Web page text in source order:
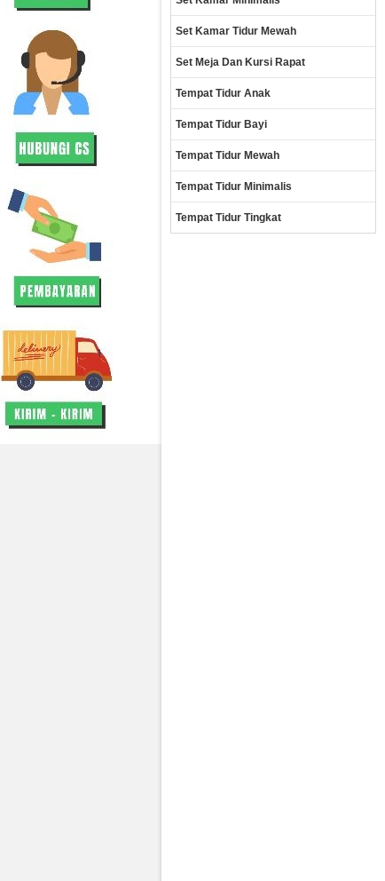
Set Kamar Tidur Mewah
Set Meja Dan Kursi Rapat
Tempat Tidur Anak
Tempat Tidur Bayi
Tempat Tidur Mewah
Tempat Tidur Minimalis
Tempat Tidur Tingkat